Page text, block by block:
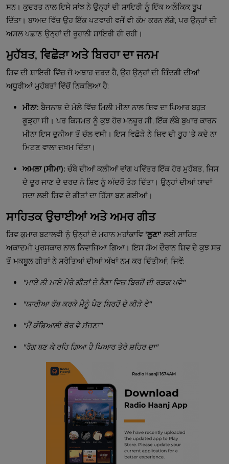
ਸਨ। ਕੁਦਰਤ ਨਾਲ ਇਸੇ ਸਾਂਝ ਨੇ ਉਨ੍ਹਾਂ ਦੀ ਸ਼ਾਇਰੀ ਨੂੰ ਇੱਕ ਅਲੌਕਿਕ ਰੂਪ
ਦਿੱਤਾ। ਬਾਅਦ ਵਿੱਚ ਉਹ ਇੱਕ ਪਟਵਾਰੀ ਵਜੋਂ ਵੀ ਕੰਮ ਕਰਨ ਲੱਗੇ, ਪਰ ਉਨ੍ਹਾਂ ਦੀ
ਅਸਲ ਪਛਾਣ ਉਨ੍ਹਾਂ ਦੀ ਰੂਹਾਨੀ ਸ਼ਾਇਰੀ ਹੀ ਰਹੀ।
ਮੁਹੱਬਤ, ਵਿਛੋੜਾ ਅਤੇ ਬਿਰਹਾ ਦਾ ਜਨਮ
ਸ਼ਿਵ ਦੀ ਸ਼ਾਇਰੀ ਵਿੱਚ ਜੋ ਅਥਾਹ ਦਰਦ ਹੈ, ਉਹ ਉਨ੍ਹਾਂ ਦੀ ਜ਼ਿੰਦਗੀ ਦੀਆਂ
ਅਧੂਰੀਆਂ ਮੁਹੱਬਤਾਂ ਵਿੱਚੋਂ ਨਿਕਲਿਆ ਹੈ:
ਮੀਨਾ: ਬੈਜਨਾਥ ਦੇ ਮੇਲੇ ਵਿੱਚ ਮਿਲੀ ਮੀਨਾ ਨਾਲ ਸ਼ਿਵ ਦਾ ਪਿਆਰ ਬਹੁਤ
ਗੂੜ੍ਹਾ ਸੀ। ਪਰ ਕਿਸਮਤ ਨੂੰ ਕੁਝ ਹੋਰ ਮਨਜ਼ੂਰ ਸੀ, ਇੱਕ ਲੰਬੇ ਬੁਖਾਰ ਕਾਰਨ
ਮੀਨਾ ਇਸ ਦੁਨੀਆ ਤੋਂ ਚੱਲ ਵਸੀ। ਇਸ ਵਿਛੋੜੇ ਨੇ ਸ਼ਿਵ ਦੀ ਰੂਹ 'ਤੇ ਕਦੇ ਨਾ
ਮਿਟਣ ਵਾਲਾ ਜ਼ਖ਼ਮ ਦਿੱਤਾ।
ਅਮਲਾ (ਸੀਮਾ): ਚੰਬੇ ਦੀਆਂ ਕਲੀਆਂ ਵਾਂਗ ਪਵਿੱਤਰ ਇੱਕ ਹੋਰ ਮੁਹੱਬਤ, ਜਿਸ
ਦੇ ਦੂਰ ਜਾਣ ਦੇ ਦਰਦ ਨੇ ਸ਼ਿਵ ਨੂੰ ਅੰਦਰੋਂ ਤੋੜ ਦਿੱਤਾ। ਉਨ੍ਹਾਂ ਦੀਆਂ ਯਾਦਾਂ
ਸਦਾ ਲਈ ਸ਼ਿਵ ਦੇ ਗੀਤਾਂ ਦਾ ਹਿੱਸਾ ਬਣ ਗਈਆਂ।
ਸਾਹਿਤਕ ਉਚਾਈਆਂ ਅਤੇ ਅਮਰ ਗੀਤ
ਸ਼ਿਵ ਕੁਮਾਰ ਬਟਾਲਵੀ ਨੂੰ ਉਨ੍ਹਾਂ ਦੇ ਮਹਾਨ ਮਹਾਂਕਾਵਿ 'ਲੂਣਾ' ਲਈ ਸਾਹਿਤ
ਅਕਾਦਮੀ ਪੁਰਸਕਾਰ ਨਾਲ ਨਿਵਾਜਿਆ ਗਿਆ। ਇਸ ਸ਼ੋਅ ਦੌਰਾਨ ਸ਼ਿਵ ਦੇ ਕੁਝ ਸਭ
ਤੋਂ ਮਕਬੂਲ ਗੀਤਾਂ ਨੇ ਸਰੋਤਿਆਂ ਦੀਆਂ ਅੱਖਾਂ ਨਮ ਕਰ ਦਿੱਤੀਆਂ, ਜਿਵੇਂ:
"ਮਾਏ ਨੀ ਮਾਏ ਮੇਰੇ ਗੀਤਾਂ ਦੇ ਨੈਣਾ ਵਿਚ ਬਿਰਹੋਂ ਦੀ ਰੜਕ ਪਵੇ"
"ਯਾਰੀਆ ਰੱਬ ਕਰਕੇ ਮੈਨੂੰ ਪੈਣ ਬਿਰਹੋਂ ਦੇ ਕੀੜੇ ਵੇ"
"ਮੈਂ ਕੰਡਿਆਲੀ ਥੋਰ ਵੇ ਸੱਜਣਾ"
"ਰੋਗ ਬਣ ਕੇ ਰਹਿ ਗਿਆ ਹੈ ਪਿਆਰ ਤੇਰੇ ਸ਼ਹਿਰ ਦਾ"